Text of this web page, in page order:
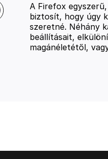
A Firefox
biztosít, hogy úgy
szeretné. Néhány
beállításait,
magánéletétől,